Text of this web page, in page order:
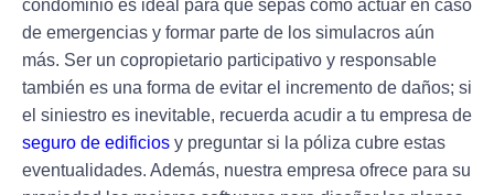
condominio es ideal para que sepas cómo actuar en caso
de emergencias y formar parte de los simulacros aún
más. Ser un copropietario participativo y responsable
también es una forma de evitar el incremento de daños; si
el siniestro es inevitable, recuerda acudir a tu empresa de
seguro de edificios y preguntar si la póliza cubre estas
eventualidades. Además, nuestra empresa ofrece para su